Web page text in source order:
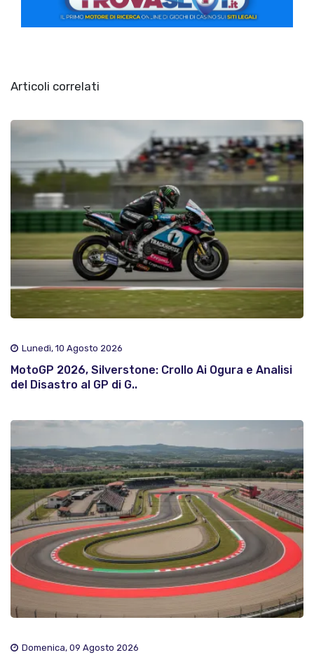
Articoli correlati
Lunedì, 10 Agosto 2026
MotoGP 2026, Silverstone: Crollo Ai Ogura e Analisi
del Disastro al GP di G..
Domenica, 09 Agosto 2026